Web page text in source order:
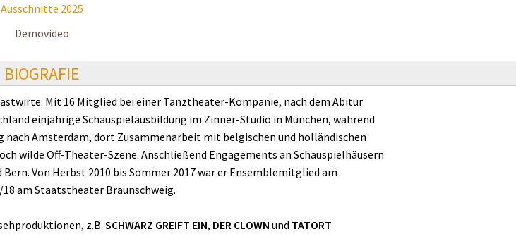
Ausschnitte 2025
Demovideo
BIOGRAFIE
Mit 16 Mitglied bei einer Tanztheater-Kompanie, nach dem Abitur
einjährige Schauspielausbildung im Zinner-Studio in München, während
nach Amsterdam, dort Zusammenarbeit mit belgischen und holländischen
wilde Off-Theater-Szene. Anschließend Engagements an Schauspielhäusern
Von Herbst 2010 bis Sommer 2017 war er Ensemblemitglied am
am Staatstheater Braunschweig.
z.B. SCHWARZ GREIFT EIN, DER CLOWN und TATORT